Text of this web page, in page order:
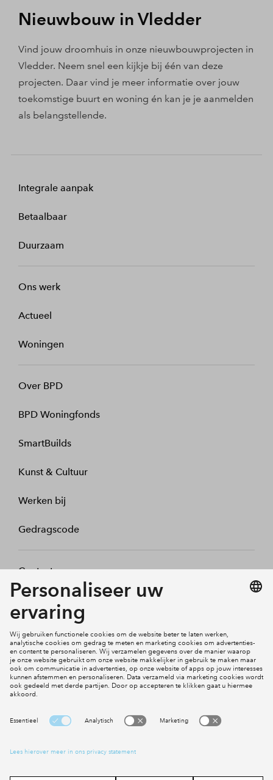
Nieuwbouw in Vledder
Vind jouw droomhuis in onze nieuwbouwprojecten in
Vledder. Neem snel een kijkje bij één van deze
projecten. Daar vind je meer informatie over jouw
toekomstige buurt en woning én kan je je aanmelden
als belangstellende.
Integrale aanpak
Betaalbaar
Duurzaam
Ons werk
Actueel
Woningen
Over BPD
BPD Woningfonds
SmartBuilds
Kunst & Cultuur
Werken bij
Gedragscode
Contact
Mijn profiel
Social Media
Cookies